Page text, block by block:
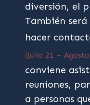
diversión, el
También
hacer
(Julio 21 –
conviene
reuniones,
a personas